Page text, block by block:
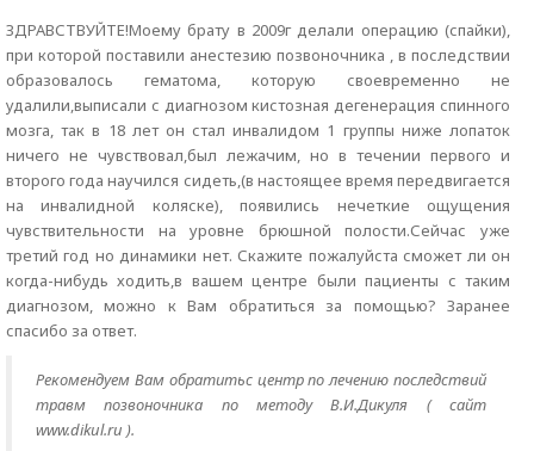
ЗДРАВСТВУЙТЕ!Моему брату в 2009г делали операцию (спайки),
при которой поставили анестезию позвоночника , в последствии
образовалось гематома, которую своевременно не
удалили,выписали с диагнозом кистозная дегенерация спинного
мозга, так в 18 лет он стал инвалидом 1 группы ниже лопаток
ничего не чувствовал,был лежачим, но в течении первого и
второго года научился сидеть,(в настоящее время передвигается
на инвалидной коляске), появились нечеткие ощущения
чувствительности на уровне брюшной полости.Сейчас уже
третий год но динамики нет. Скажите пожалуйста сможет ли он
когда-нибудь ходить,в вашем центре были пациенты с таким
диагнозом, можно к Вам обратиться за помощью? Заранее
спасибо за ответ.
Рекомендуем Вам обратитьс центр по лечению последствий
травм позвоночника по методу В.И.Дикуля ( сайт
www.dikul.ru ).